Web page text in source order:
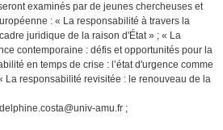
examinés par de jeunes chercheuses et
: « La responsabilité à travers la
juridique de la raison d'État » ; « La
contemporaine : défis et opportunités pour la
en temps de crise : l’état d'urgence comme
La responsabilité revisitée : le renouveau de la
amu.fr ;